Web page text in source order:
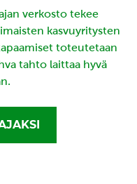
verkosto tekee
kasvuyritysten
toteutetaan
tahto laittaa hyvä